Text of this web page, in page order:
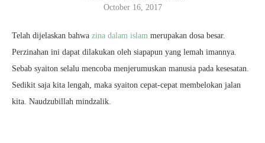
October 16, 2017
Telah dijelaskan bahwa zina dalam islam merupakan dosa besar.
Perzinahan ini dapat dilakukan oleh siapapun yang lemah imannya.
Sebab syaiton selalu mencoba menjerumuskan manusia pada kesesatan.
Sedikit saja kita lengah, maka syaiton cepat-cepat membelokan jalan
kita. Naudzubillah mindzalik.